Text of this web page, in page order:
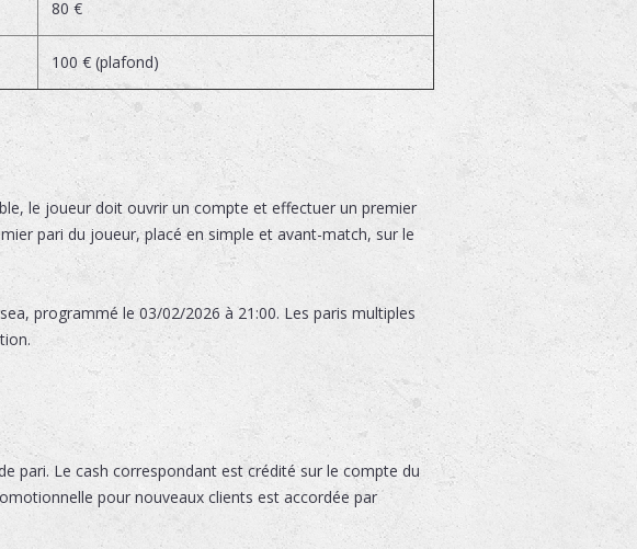
80 €
100 € (plafond)
le joueur doit ouvrir un compte et effectuer un premier
pari du joueur, placé en simple et avant-match, sur le
programmé le 03/02/2026 à 21:00. Les paris multiples
pari. Le cash correspondant est crédité sur le compte du
pour nouveaux clients est accordée par